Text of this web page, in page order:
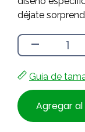
déjate
-
Guía de
Agregar